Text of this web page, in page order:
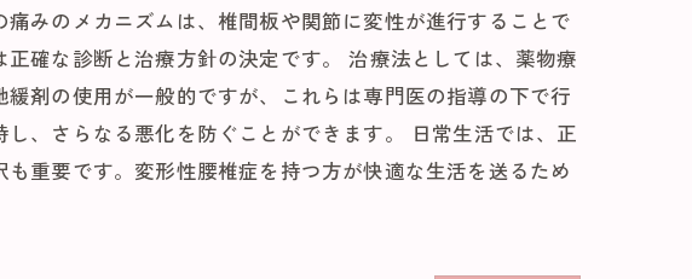
みのメカニズムは、椎間板や関節に変性が進行することで
確な診断と治療方針の決定です。 治療法としては、薬物療
剤の使用が一般的ですが、これらは専門医の指導の下で行
、さらなる悪化を防ぐことができます。 日常生活では、正
重要です。変形性腰椎症を持つ方が快適な生活を送るため